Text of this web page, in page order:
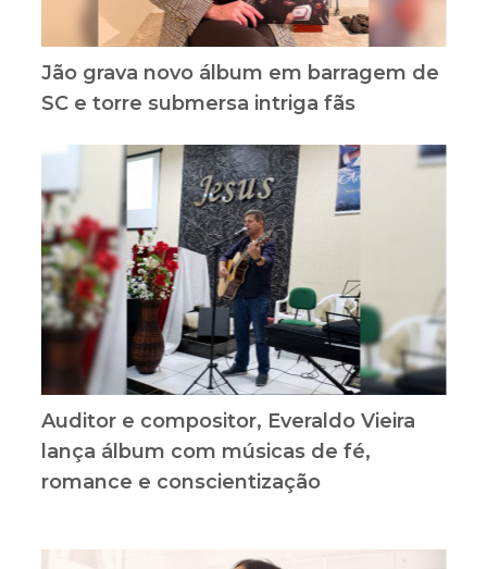
Jão grava novo álbum em barragem de
SC e torre submersa intriga fãs
Auditor e compositor, Everaldo Vieira
lança álbum com músicas de fé,
romance e conscientização